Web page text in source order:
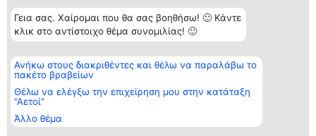
Γεια σας. Χαίρομαι που θα σας βοηθήσω! 🙂 Κάντε
κλικ στο αντίστοιχο θέμα συνομιλίας! 🙂
Ανήκω στους διακριθέντες και θέλω να παραλάβω το
πακέτο βραβείων
Θέλω να ελέγξω την επιχείρηση μου στην κατάταξη
"Αετοί"
Άλλο θέμα
Διοργανωτής της
κατάταξης
BEAUTIFUL COMPANY
ΤΗΛ. ΕΠΙΚΟΙΝΩΝΙΑΣ:
2104128019
email:
aetoi@beautifulcompany.co
Κατάταξη
Διακριθέντες
των
διακριθέντων
προϋποθέσεις
Επικοινωνία
Επικοινωνία